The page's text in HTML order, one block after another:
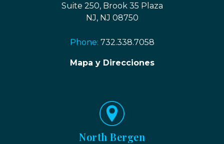
Suite 250, Brook 35 Plaza
NJ, NJ 08750
Phone: 732.338.7058
Mapa y Direcciones
North Bergen